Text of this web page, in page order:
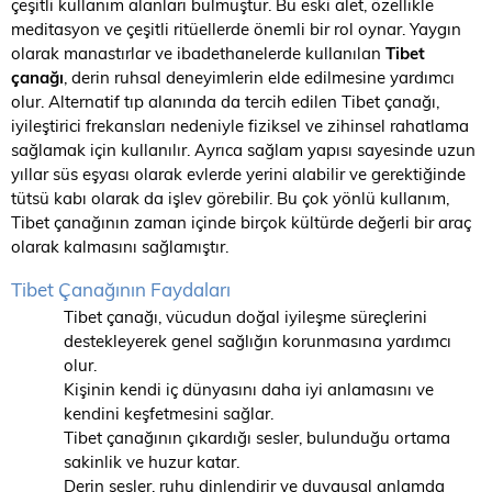
çeşitli kullanım alanları bulmuştur. Bu eski alet, özellikle
meditasyon ve çeşitli ritüellerde önemli bir rol oynar. Yaygın
olarak manastırlar ve ibadethanelerde kullanılan Tibet
çanağı, derin ruhsal deneyimlerin elde edilmesine yardımcı
olur. Alternatif tıp alanında da tercih edilen Tibet çanağı,
iyileştirici frekansları nedeniyle fiziksel ve zihinsel rahatlama
sağlamak için kullanılır. Ayrıca sağlam yapısı sayesinde uzun
yıllar süs eşyası olarak evlerde yerini alabilir ve gerektiğinde
tütsü kabı olarak da işlev görebilir. Bu çok yönlü kullanım,
Tibet çanağının zaman içinde birçok kültürde değerli bir araç
olarak kalmasını sağlamıştır.
Tibet Çanağının Faydaları
Tibet çanağı, vücudun doğal iyileşme süreçlerini
destekleyerek genel sağlığın korunmasına yardımcı
olur.
Kişinin kendi iç dünyasını daha iyi anlamasını ve
kendini keşfetmesini sağlar.
Tibet çanağının çıkardığı sesler, bulunduğu ortama
sakinlik ve huzur katar.
Derin sesler, ruhu dinlendirir ve duygusal anlamda